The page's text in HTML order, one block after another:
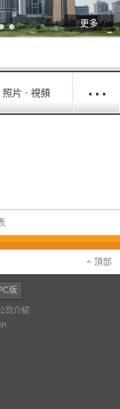
更多
照片ㆍ視頻 ···
頂部
版
司介紹